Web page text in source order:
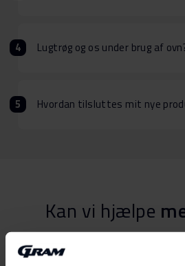
Lugtrøg og os under brug af
Hvordan tilsluttes mit nye
Kan vi hjælpe